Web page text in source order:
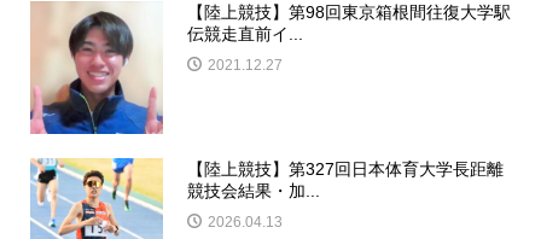
【陸上競技】第98回東京箱根間往復大学駅
伝競走直前イ...
2021.12.27
【陸上競技】第327回日本体育大学長距離
競技会結果・加...
2026.04.13